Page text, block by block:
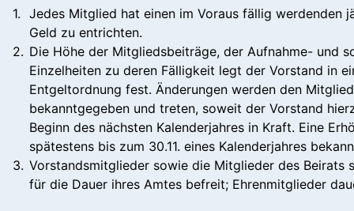
1. Jedes Mitglied hat einen im Voraus fällig werdenden
Geld zu entrichten.
2. Die Höhe der Mitgliedsbeiträge, der Aufnahme- und
Einzelheiten zu deren Fälligkeit legt der Vorstand in
Entgeltordnung fest. Änderungen werden den
bekanntgegeben und treten, soweit der Vorstand
Beginn des nächsten Kalenderjahres in Kraft. Eine
spätestens bis zum 30.11. eines Kalenderjahres
3. Vorstandsmitglieder sowie die Mitglieder des Beirats
für die Dauer ihres Amtes befreit; Ehrenmitglieder